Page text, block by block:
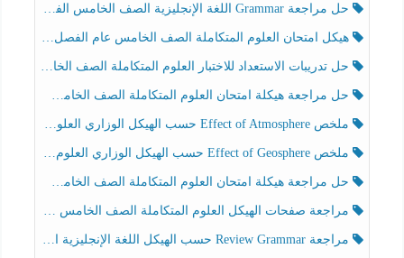
حل مراجعة Grammar اللغة الإنجليزية الصف الخامس الفصل الثالث
هيكل امتحان العلوم المتكاملة الصف الخامس عام الفصل الدراسي الثالث 2025-2026
حل تدريبات الاستعداد للاختبار العلوم المتكاملة الصف الخامس عام الفصل الثالث
حل مراجعة هيكلة امتحان العلوم المتكاملة الصف الخامس انسبير الفصل الثالث
ملخص Effect of Atmosphere حسب الهيكل الوزاري العلوم المتكاملة الصف الخامس انسبير الفصل الثالث
ملخص Effect of Geosphere حسب الهيكل الوزاري العلوم المتكاملة الصف الخامس انسبير الفصل الثالث
حل مراجعة هيكلة امتحان العلوم المتكاملة الصف الخامس عام الفصل الثالث
مراجعة صفحات الهيكل العلوم المتكاملة الصف الخامس انسبير الفصل الثالث
مراجعة Review Grammar حسب الهيكل اللغة الإنجليزية الصف الخامس الفصل الثالث